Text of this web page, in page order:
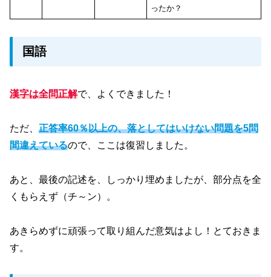
ったか？
国語
漢字は全問正解で、よくできました！
ただ、 正答率60％以上の、落としてはいけない問題を5問
間違えているので、ここは復習しました。
あと、最後の記述を、しっかり埋めましたが、部分点を全
くもらえず（チ～ン）。
あきらめずに頑張って取り組んだ意気はよし！とておきま
す。